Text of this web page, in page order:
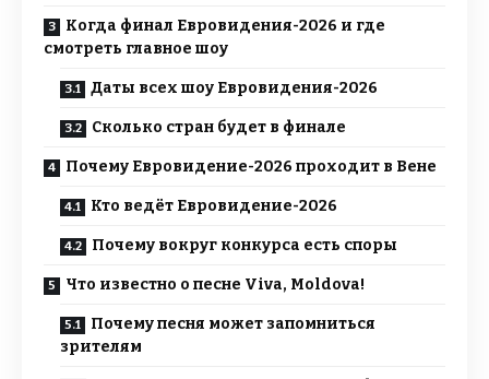
Когда финал Евровидения-2026 и где
смотреть главное шоу
Даты всех шоу Евровидения-2026
Сколько стран будет в финале
Почему Евровидение-2026 проходит в Вене
Кто ведёт Евровидение-2026
Почему вокруг конкурса есть споры
Что известно о песне Viva, Moldova!
Почему песня может запомниться
зрителям